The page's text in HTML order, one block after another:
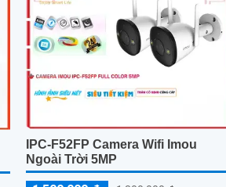
IPC-F52FP Camera Wifi Imou
Ngoài Trời 5MP